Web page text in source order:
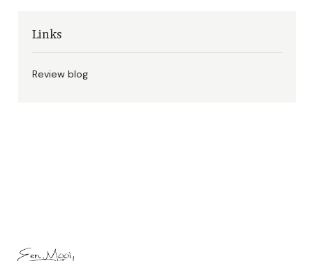
Links
Review blog